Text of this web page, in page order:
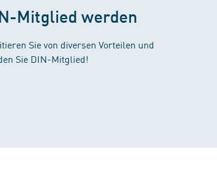
Mitglied werden
Sie von diversen Vorteilen und
Sie DIN-Mitglied!